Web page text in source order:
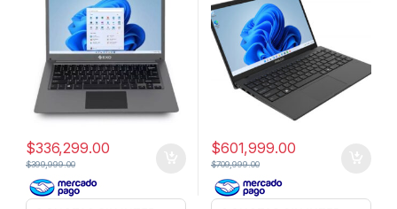
$336,299.00
$399,999.00
$601,999.00
$709,999.00